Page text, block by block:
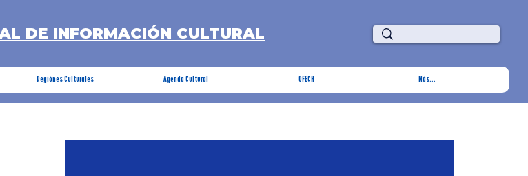
DE INFORMACIÓN CULTURAL
Regiónes Culturales Agenda Cultural OFECH Más...